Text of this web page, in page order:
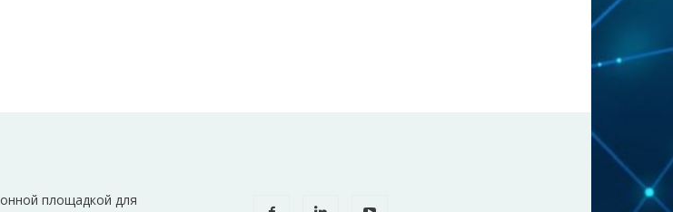
площадкой для